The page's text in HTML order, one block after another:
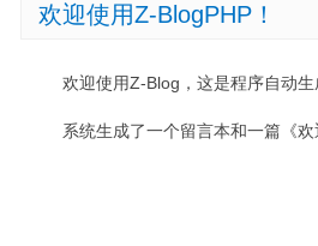
欢迎使用Z-BlogPHP！
欢迎使用Z-Blog，这是程序自动
系统生成了一个留言本和一篇《